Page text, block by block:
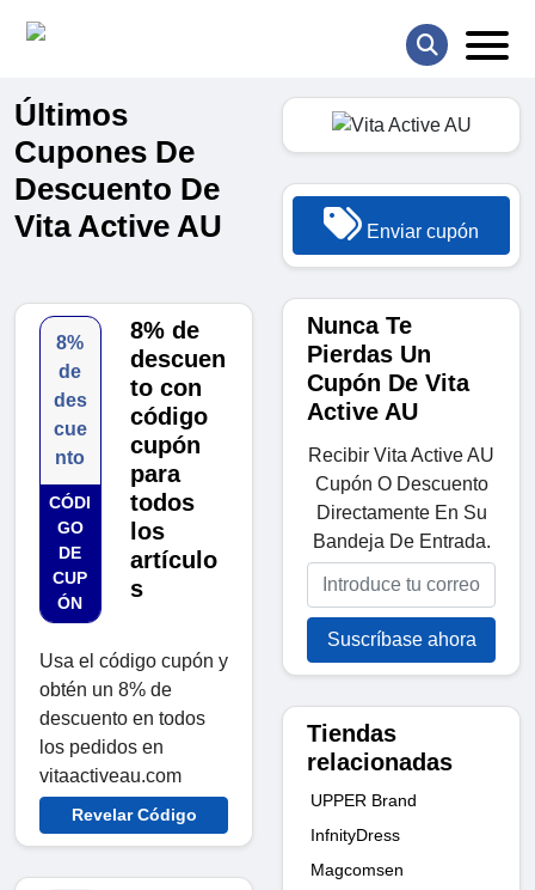
Últimos
Cupones De
Descuento De
Vita Active AU
8%
de
des
cue
nto
CÓDI
GO
DE
CUP
ÓN
8% de
descuen
to con
código
cupón
para
todos
los
artículo
s
Usa el código cupón y
obtén un 8% de
descuento en todos
los pedidos en
vitaactiveau.com
Revelar Código
Enviar cupón
Nunca Te
Pierdas Un
Cupón De Vita
Active AU
Recibir Vita Active AU
Cupón O Descuento
Directamente En Su
Bandeja De Entrada.
Suscríbase ahora
Tiendas
relacionadas
UPPER Brand
InfnityDress
Magcomsen